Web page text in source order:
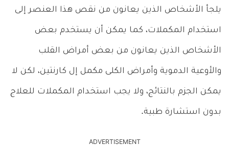
يلجأ الأشخاص الذين يعانون من نقص هذا العنصر إلى
استخدام المكملات، كما يمكن أن يستخدم بعض
الأشخاص الذين يعانون من بعض أمراض القلب
والأوعية الدموية وأمراض الكلى مكمل إل كارنتين، لكن لا
يمكن الجزم بالنتائج، ولا يجب استخدام المكملات للعلاج
بدون استشارة طبية.
ADVERTISEMENT